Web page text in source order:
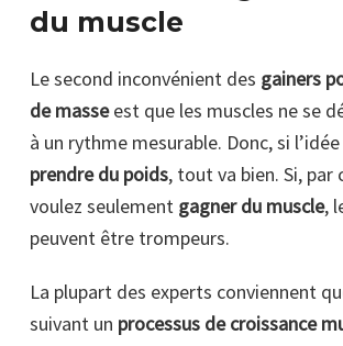
du muscle
Le second inconvénient des gainers
de masseest que les muscles ne se
à un rythme mesurable. Donc, si
prendre du poids, tout va bien. Si, par
voulez seulement gagner du muscle,
peuvent être trompeurs.
La plupart des experts conviennent
suivant un processus de croissance